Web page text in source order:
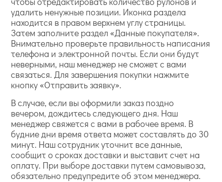
удалить ненужные позиции. Иконка раздела
находится в правом верхнем углу страницы.
Затем заполните раздел «Данные покупателя».
Внимательно проверьте правильность написания
телефона и электронной почты. Если они будут
неверными, наш менеджер не сможет с вами
связаться. Для завершения покупки нажмите
кнопку «Отправить заявку».
В случае, если вы оформили заказ поздно
вечером, дождитесь следующего дня. Наш
менеджер свяжется с вами в рабочее время. В
будние дни время ответа может составлять до 30
минут. Наш сотрудник уточнит все данные,
сообщит о сроках доставки и выставит счет на
оплату. При выборе доставки путем самовывоза,
обязательно предупредите об этом менеджера.